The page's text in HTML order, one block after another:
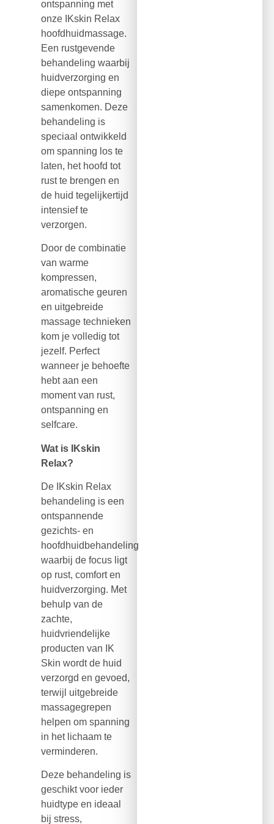
ontspanning met
onze IKskin Relax
hoofdhuidmassage.
Een rustgevende
behandeling waarbij
huidverzorging en
diepe ontspanning
samenkomen. Deze
behandeling is
speciaal ontwikkeld
om spanning los te
laten, het hoofd tot
rust te brengen en
de huid tegelijkertijd
intensief te
verzorgen.
Door de combinatie
van warme
kompressen,
aromatische geuren
en uitgebreide
massage technieken
kom je volledig tot
jezelf. Perfect
wanneer je behoefte
hebt aan een
moment van rust,
ontspanning en
selfcare.
Wat is IKskin
Relax?
De IKskin Relax
behandeling is een
ontspannende
gezichts- en
hoofdhuidbehandeling
waarbij de focus ligt
op rust, comfort en
huidverzorging. Met
behulp van de
zachte,
huidvriendelijke
producten van IK
Skin wordt de huid
verzorgd en gevoed,
terwijl uitgebreide
massagegrepen
helpen om spanning
in het lichaam te
verminderen.
Deze behandeling is
geschikt voor ieder
huidtype en ideaal
bij stress,